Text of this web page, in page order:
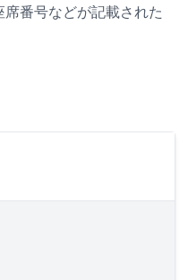
番号などが記載された